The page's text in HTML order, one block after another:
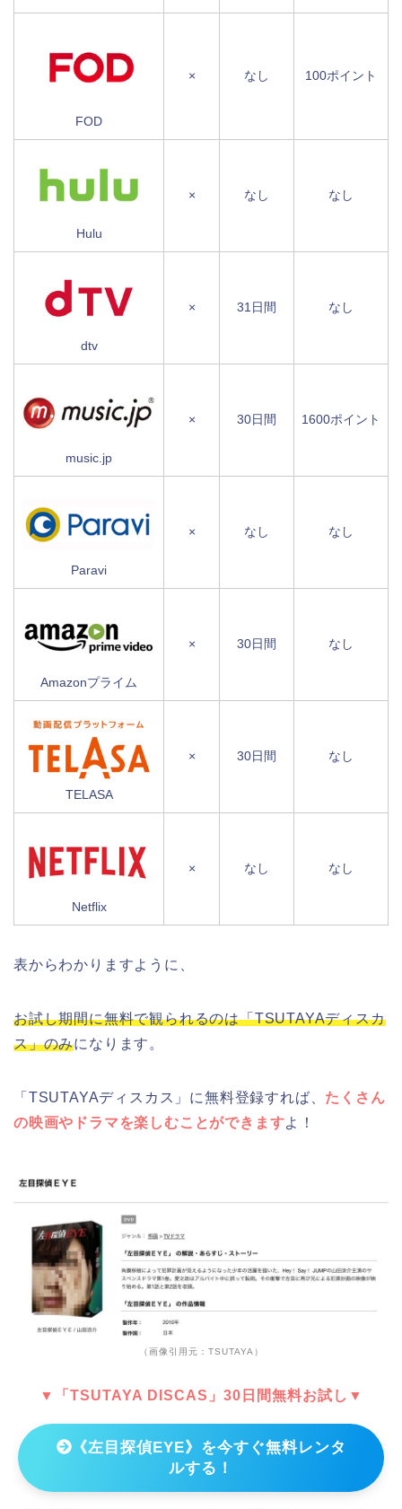
FOD
× なし 100ポイント
Hulu
× なし なし
dtv
× 31日間 なし
music.jp
× 30日間 1600ポイント
Paravi
× なし なし
Amazonプライム
× 30日間 なし
TELASA
× 30日間 なし
Netflix
× なし なし
表からわかりますように、
お試し期間に無料で観られるのは「TSUTAYAディスカ
ス」のみになります。
「TSUTAYAディスカス」に無料登録すれば、 たくさん
の映画やドラマを楽しむことができますよ！
（画像引用元：TSUTAYA）
▼「TSUTAYA DISCAS」30日間無料お試し▼
《左目探偵EYE》を今すぐ無料レンタ
ルする！